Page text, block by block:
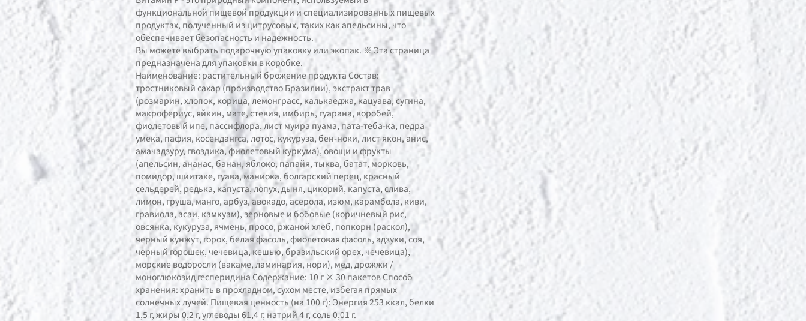
функциональной пищевой продукции и специализированных пищевых
продуктах, полученный из цитрусовых, таких как апельсины, что
обеспечивает безопасность и надежность.
Вы можете выбрать подарочную упаковку или экопак. ※ Эта страница
предназначена для упаковки в коробке.
Наименование: растительный брожение продукта Состав:
тростниковый сахар (производство Бразилии), экстракт трав
(розмарин, хлопок, корица, лемонграсс, калькаеджа, кацуава, сугина,
макрофериус, яйкин, мате, стевия, имбирь, гуарана, воробей,
фиолетовый ипе, пассифлора, лист муира пуама, пата-теба-ка, педра
умека, пафия, косендангса, лотос, кукуруза, бен-ноки, лист якон, анис,
амачадзуру, гвоздика, фиолетовый куркума), овощи и фрукты
(апельсин, ананас, банан, яблоко, папайя, тыква, батат, морковь,
помидор, шиитаке, гуава, маниока, болгарский перец, красный
сельдерей, редька, капуста, лопух, дыня, цикорий, капуста, слива,
лимон, груша, манго, арбуз, авокадо, асерола, изюм, карамбола, киви,
гравиола, асаи, камкуам), зерновые и бобовые (коричневый рис,
овсянка, кукуруза, ячмень, просо, ржаной хлеб, попкорн (раскол),
черный кунжут, горох, белая фасоль, фиолетовая фасоль, адзуки, соя,
черный горошек, чечевица, кешью, бразильский орех, чечевица),
морские водоросли (вакаме, ламинария, нори), мед, дрожжи /
моноглюкозид гесперидина Содержание: 10 г × 30 пакетов Способ
хранения: хранить в прохладном, сухом месте, избегая прямых
солнечных лучей. Пищевая ценность (на 100 г): Энергия 253 ккал, белки
1,5 г, жиры 0,2 г, углеводы 61,4 г, натрий 4 г, соль 0,01 г.